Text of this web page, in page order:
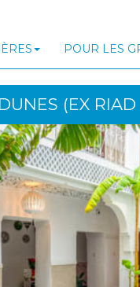
POUR LES
(EX